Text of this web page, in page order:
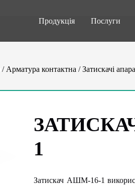
Продукція Послуги
/ Арматура контактна /Затискачі
1
Затискач АШМ-16-1